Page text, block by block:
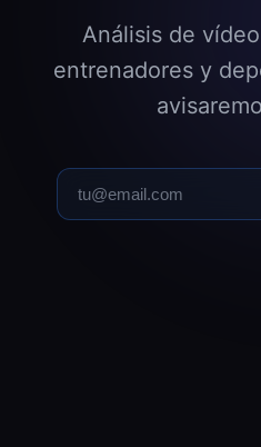
Análisis de
entrenadores y